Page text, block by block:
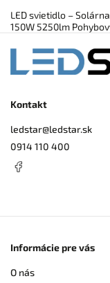
LED svietidlo –
150W 5250lm
Kontakt
ledstar@ledstar.sk
0914 110 400
Informácie pre vás
O nás